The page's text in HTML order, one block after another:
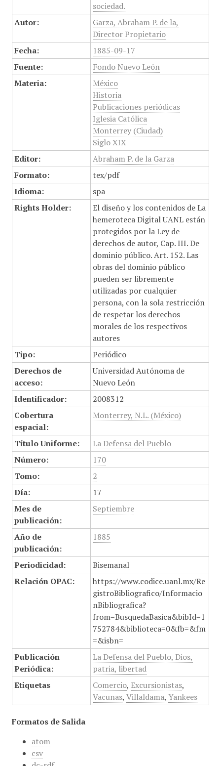
sociedad.
Autor:
Garza, Abraham P. de la,
Director Propietario
Fecha:
1885-09-17
Fuente:
Fondo Nuevo León
Materia:
México
Historia
Publicaciones periódicas
Iglesia Católica
Monterrey (Ciudad)
Siglo XIX
Editor:
Abraham P. de la Garza
Formato:
tex/pdf
Idioma:
spa
Rights Holder:
El diseño y los contenidos de La
hemeroteca Digital UANL están
protegidos por la Ley de
derechos de autor, Cap. III. De
dominio público. Art. 152. Las
obras del dominio público
pueden ser libremente
utilizadas por cualquier
persona, con la sola restricción
de respetar los derechos
morales de los respectivos
autores
Tipo:
Periódico
Derechos de
acceso:
Universidad Autónoma de
Nuevo León
Identificador:
2008312
Cobertura
espacial:
Monterrey, N.L. (México)
Título Uniforme:
La Defensa del Pueblo
Número:
170
Tomo:
2
Día:
17
Mes de
publicación:
Septiembre
Año de
publicación:
1885
Periodicidad:
Bisemanal
Relación OPAC:
https://www.codice.uanl.mx/Re
gistroBibliografico/Informacio
nBibliografica?
from=BusquedaBasica&bibId=1
752784&biblioteca=0&fb=&fm
=&isbn=
Publicación
Periódica:
La Defensa del Pueblo, Dios,
patria, libertad
Etiquetas
Comercio, Excursionistas,
Vacunas, Villaldama, Yankees
Formatos de Salida
atom
csv